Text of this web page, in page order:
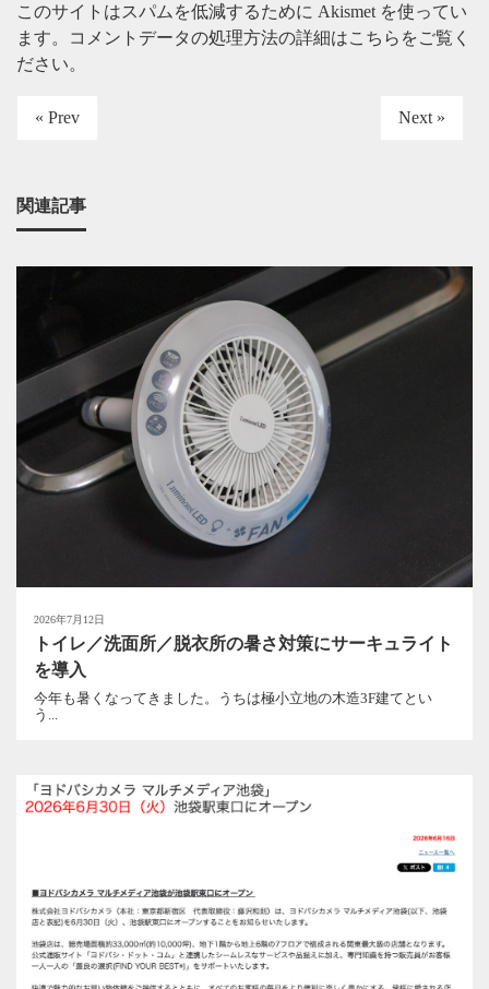
このサイトはスパムを低減するために Akismet を使ってい
ます。
コメントデータの処理方法の詳細はこちらをご覧く
ださい。
« Prev Next »
関連記事
2026年7月12日
トイレ／洗面所／脱衣所の暑さ対策にサーキュライト
を導入
今年も暑くなってきました。うちは極小立地の木造3F建てとい
う...